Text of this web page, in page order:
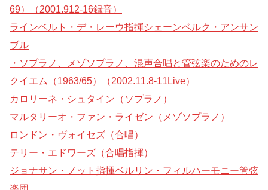
69）（2001.912-16録音）
ラインベルト・デ・レーウ指揮シェーンベルク・アンサン
ブル
・ソプラノ、メゾソプラノ、混声合唱と管弦楽のためのレ
クイエム（1963/65）（2002.11.8-11Live）
カロリーネ・シュタイン（ソプラノ）
マルタリーオ・ファン・ライゼン（メゾソプラノ）
ロンドン・ヴォイセズ（合唱）
テリー・エドワーズ（合唱指揮）
ジョナサン・ノット指揮ベルリン・フィルハーモニー管弦